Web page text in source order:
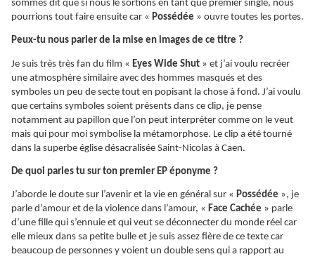
sommes dit que si nous le sortions en tant que premier single, nous
pourrions tout faire ensuite car « Possédée » ouvre toutes les portes.
Peux-tu nous parler de la mise en images de ce titre ?
Je suis très très fan du film « Eyes Wide Shut » et j’ai voulu recréer
une atmosphère similaire avec des hommes masqués et des
symboles un peu de secte tout en popisant la chose à fond. J’ai voulu
que certains symboles soient présents dans ce clip, je pense
notamment au papillon que l’on peut interpréter comme on le veut
mais qui pour moi symbolise la métamorphose. Le clip a été tourné
dans la superbe église désacralisée Saint-Nicolas à Caen.
De quoi parles tu sur ton premier EP éponyme ?
J’aborde le doute sur l’avenir et la vie en général sur « Possédée », je
parle d’amour et de la violence dans l’amour, « Face Cachée » parle
d’une fille qui s’ennuie et qui veut se déconnecter du monde réel car
elle mieux dans sa petite bulle et je suis assez fière de ce texte car
beaucoup de personnes y voient un double sens qui a rapport au